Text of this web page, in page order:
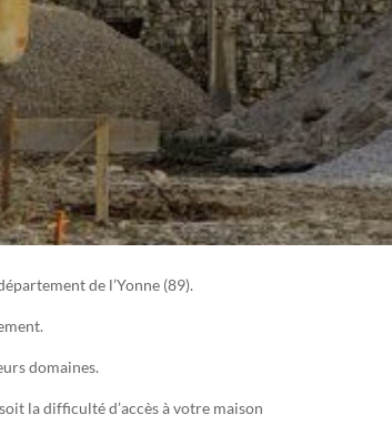
de l’Yonne (89).
domaines.
la difficulté d’accès à votre maison